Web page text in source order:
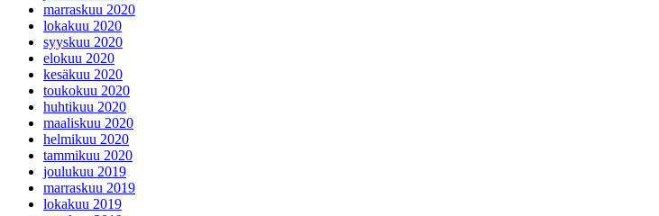
marraskuu 2020
lokakuu 2020
syyskuu 2020
elokuu 2020
kesäkuu 2020
toukokuu 2020
huhtikuu 2020
maaliskuu 2020
helmikuu 2020
tammikuu 2020
joulukuu 2019
marraskuu 2019
lokakuu 2019